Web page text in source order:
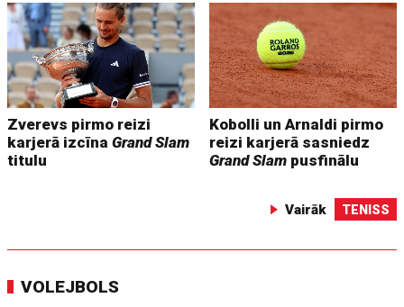
Zverevs pirmo reizi
karjerā izcīnaGrand Slam
titulu
Kobolli un Arnaldi pirmo
reizi karjerā sasniedz
Grand Slam pusfinālu
Vairāk TENISS
VOLEJBOLS